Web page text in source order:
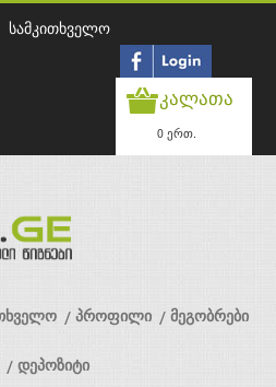
სამკითხველო
კალათა
0 ერთ.
პროფილი მეგობრები
დეპოზიტი